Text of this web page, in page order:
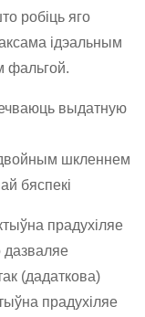
робіць яго
ідэальным
фальгой.
выдатную
шкленнем
бяспекі
прадухіляе
дазваляе
(дадаткова)
прадухіляе